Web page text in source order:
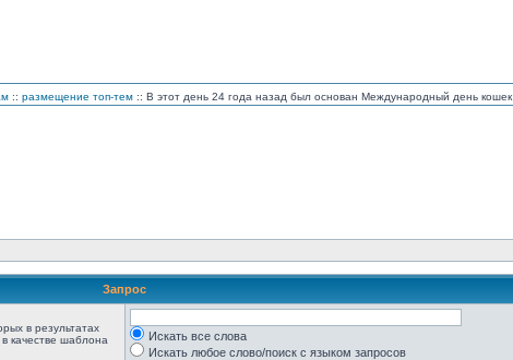
:: размещение топ-тем :: В этот день 24 года назад был основан Международный день кошек
Запрос
в результатах
в качестве шаблона
Искать все слова
Искать любое слово/поиск с языком запросов